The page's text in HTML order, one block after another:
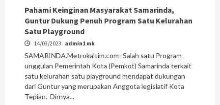
Pahami Keinginan Masyarakat Samarinda,
Guntur Dukung Penuh Program Satu Kelurahan
Satu Playground
14/03/2023 admin1 mk
SAMARINDA.Metrokaltim.com- Salah satu Program
unggulan Pemerintah Kota (Pemkot) Samarinda terkait
satu kelurahan satu playground mendapat dukungan
dari Guntur yang merupakan Anggota legislatif Kota
Tepian. Dirnya...